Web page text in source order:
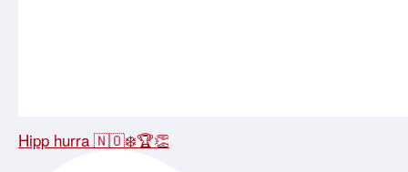
Hipp hurra 🇳🇴❄️🏆👏